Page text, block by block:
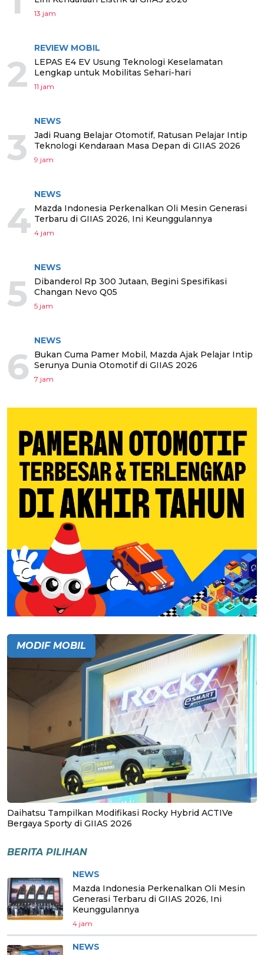
13 jam
2
REVIEW MOBIL
LEPAS E4 EV Usung Teknologi Keselamatan
Lengkap untuk Mobilitas Sehari-hari
11 jam
3
NEWS
Jadi Ruang Belajar Otomotif, Ratusan Pelajar Intip
Teknologi Kendaraan Masa Depan di GIIAS 2026
9 jam
4
NEWS
Mazda Indonesia Perkenalkan Oli Mesin Generasi
Terbaru di GIIAS 2026, Ini Keunggulannya
4 jam
5
NEWS
Dibanderol Rp 300 Jutaan, Begini Spesifikasi
Changan Nevo Q05
5 jam
6
NEWS
Bukan Cuma Pamer Mobil, Mazda Ajak Pelajar Intip
Serunya Dunia Otomotif di GIIAS 2026
7 jam
MODIF MOBIL
Daihatsu Tampilkan Modifikasi Rocky Hybrid ACTIVe
Bergaya Sporty di GIIAS 2026
BERITA PILIHAN
NEWS
Mazda Indonesia Perkenalkan Oli Mesin
Generasi Terbaru di GIIAS 2026, Ini
Keunggulannya
4 jam
NEWS